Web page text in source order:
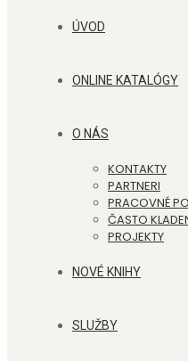
ÚVOD
ONLINE KATALÓGY
O NÁS
KONTAKTY
PARTNERI
PRACOVNÉ
ČASTO
PROJEKTY
NOVÉ KNIHY
SLUŽBY